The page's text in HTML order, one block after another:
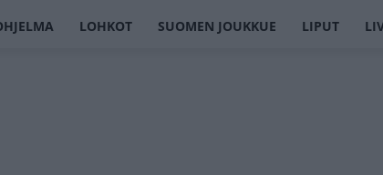
LOHKOT SUOMEN JOUKKUE LIPUT